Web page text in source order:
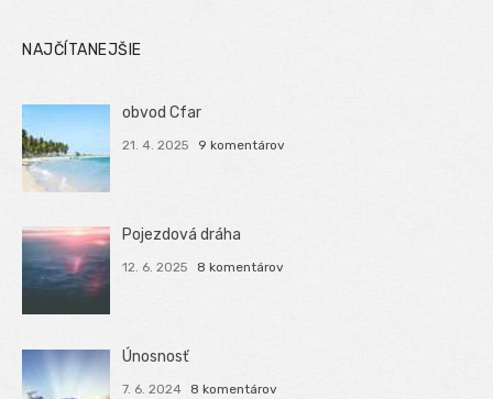
NAJČÍTANEJŠIE
obvod Cfar
21. 4. 2025 9 komentárov
Pojezdová dráha
12. 6. 2025 8 komentárov
Únosnosť
7. 6. 2024 8 komentárov